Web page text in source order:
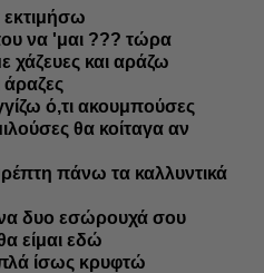
να 'μαι ??? τώρα
χάζευες και αράζω
ό,τι ακουμπούσες
θα κοίταγα αν
πάνω τα καλλυντικά
δυο εσώρουχά σου
είμαι εδώ
ίσως κρυφτώ